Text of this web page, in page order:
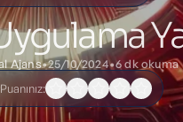
Ajans•25/10/2024•6 dk okuma
Puanınız: